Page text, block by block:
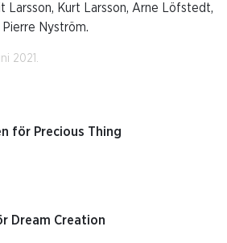
Larsson, Kurt Larsson, Arne Löfstedt,
Nyström.
2021.
för Precious Thing
Dream Creation